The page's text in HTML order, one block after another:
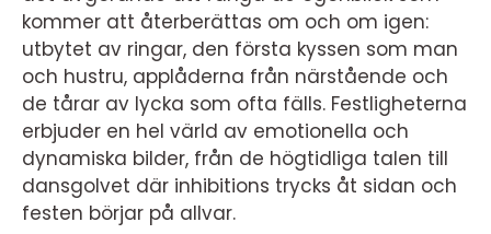
kommer att återberättas om och om igen:
utbytet av ringar, den första kyssen som man
och hustru, applåderna från närstående och
de tårar av lycka som ofta fälls. Festligheterna
erbjuder en hel värld av emotionella och
dynamiska bilder, från de högtidliga talen till
dansgolvet där inhibitions trycks åt sidan och
festen börjar på allvar.